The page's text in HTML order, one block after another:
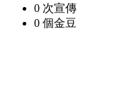
0 次宣傳
0 個金豆